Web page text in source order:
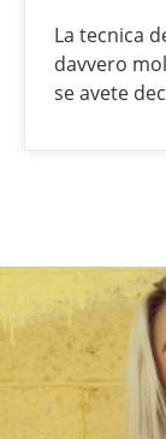
La tecnica
davvero
se avete